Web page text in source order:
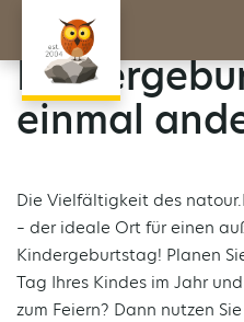
einmal
Die Vielfältigkeit des
– der ideale Ort für einen
Kindergeburtstag! Planen
Tag Ihres Kindes im Jahr
zum Feiern? Dann nutzen